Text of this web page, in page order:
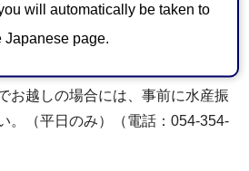
will automatically be taken to
Japanese page.
お越しの場合には、事前に水産振
。（平日のみ）（電話：054-354-